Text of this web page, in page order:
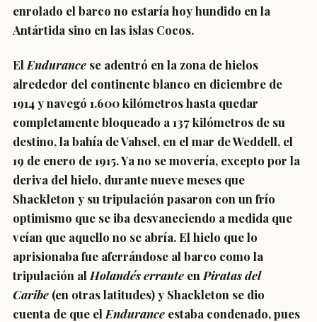
enrolado el barco no estaría hoy hundido en la
Antártida sino en las islas Cocos.
El Endurance se adentró en la zona de hielos
alrededor del continente blanco en diciembre de
1914 y navegó 1.600 kilómetros hasta quedar
completamente bloqueado a 137 kilómetros de su
destino, la bahía de Vahsel, en el mar de Weddell, el
19 de enero de 1915. Ya no se movería, excepto por la
deriva del hielo, durante nueve meses que
Shackleton y su tripulación pasaron con un frío
optimismo que se iba desvaneciendo a medida que
veían que aquello no se abría. El hielo que lo
aprisionaba fue aferrándose al barco como la
tripulación al Holandés errante en Piratas del
Caribe (en otras latitudes) y Shackleton se dio
cuenta de que el Endurance estaba condenado, pues